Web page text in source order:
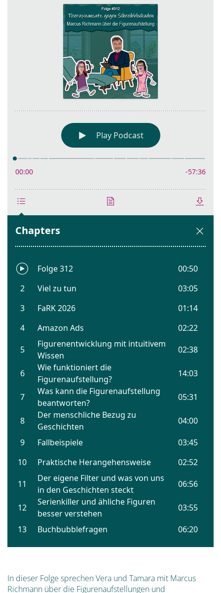
In dieser Folge sprechen Vera und Tamara mit Marcus
Richmann über die Figurenaufstellungen und